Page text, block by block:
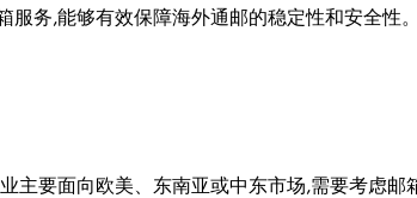
服务,能够有效保障海外通邮的稳定性和安全性
主要面向欧美、东南亚或中东市场,需要考虑邮